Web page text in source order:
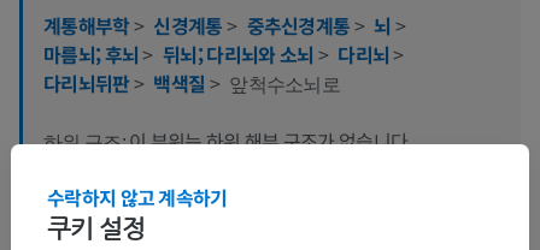
계통해부학> 신경계통> 중추신경계통> 뇌 >
마름뇌; 후뇌> 뒤뇌; 다리뇌와 소뇌 > 다리뇌>
다리뇌뒤판> 백색질 > 앞척수소뇌로
하위 구조:이 부위는 하위 해부 구조가 없습니다
쿠키 설정
수락하지 않고 계속하기